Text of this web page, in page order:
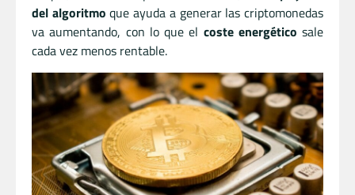
del algoritmo que ayuda a generar las criptomonedas
va aumentando, con lo que el coste energético sale
cada vez menos rentable.